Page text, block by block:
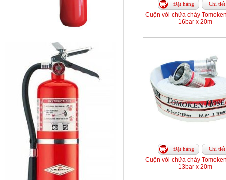
Đặt hàng Chi tiết
Cuộn vòi chữa cháy
16bar x 20m
Đặt hàng Chi tiết
Cuộn vòi chữa cháy
13bar x 20m